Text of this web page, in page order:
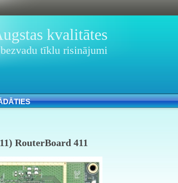
kvalitātes
bezvadu tīklu risinājumi
RouterBoard 411